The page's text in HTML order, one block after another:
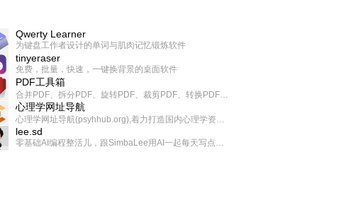
Qwerty Learner
为键盘工作者设计的单词与肌肉记忆锻炼软件
tinyeraser
免费，批量，快速，一键换背景的桌面软件
PDF工具箱
合并PDF、拆分PDF、旋转PDF、裁剪PDF、转换PDF、加密PDF、解密PDF、PDF加水印等多种PDF处理功能
心理学网址导航
心理学网址导航(psyhhub.org),着力打造国内心理学资源平台，是一个心理学网址资源大全，提供心理学学习,心理学考研,英语自学,计算机自学等众多学习内容。
lee.sd
零基础AI编程整活儿，跟SimbaLee用AI一起每天写点儿好玩儿的！iSay中每天还会有鲜吐槽、财经快讯、抽奖福利。喜欢就在页面“点赞”，不喜欢可以“点呸”喔！